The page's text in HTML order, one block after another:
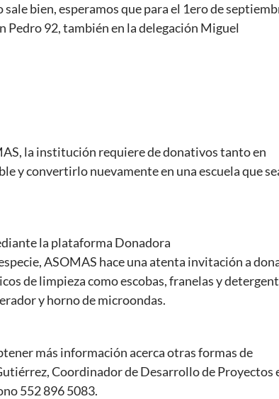
bien, esperamos que para el 1ero de
Pedro 92, también en la delegación Miguel
la institución requiere de donativos tanto en
y convertirlo nuevamente en una escuela que
la plataforma Donadora
ASOMAS hace una atenta invitación a
de limpieza como escobas, franelas y
y horno de microondas.
más información acerca otras formas de
Coordinador de Desarrollo de Proyectos
552 896 5083.